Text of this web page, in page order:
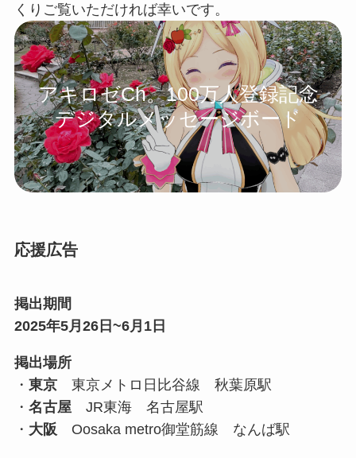
くりご覧いただければ幸いです。
アキロゼCh。100万人登録記念
デジタルメッセージボード
応援広告
掲出期間
2025年5月26日~6月1日
掲出場所
・ 東京東京メトロ日比谷線 秋葉原駅
・ 名古屋 JR東海 名古屋駅
・ 大阪 Oosaka metro御堂筋線 なんば駅